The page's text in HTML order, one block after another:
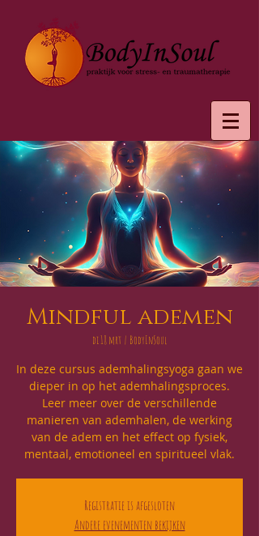
Mindful ademen
di 18 mrt
  |
BodyInSoul
In deze cursus ademhalingsyoga gaan we
dieper in op het ademhalingsproces.
Leer meer over de verschillende
manieren van ademhalen, de werking
van de adem en het effect op fysiek,
mentaal, emotioneel en spiritueel vlak.
Registratie is afgesloten
Andere evenementen bekijken